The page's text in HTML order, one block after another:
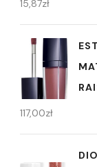
15,87zł
117,00zł